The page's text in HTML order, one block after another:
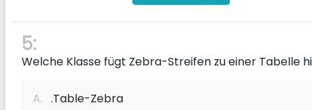
5:
Welche Klasse fügt Zebra-Streifen zu einer Tabelle
A. .Table-Zebra